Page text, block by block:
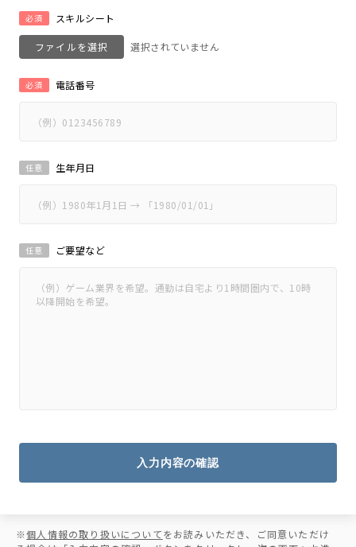
スキルシート
必須
ファイルを選択
電話番号
必須
生年月日
任意
ご要望など
任意
入力内容の確認
※個人情報の取り扱いについてをお読みいただき、ご同意いただけ